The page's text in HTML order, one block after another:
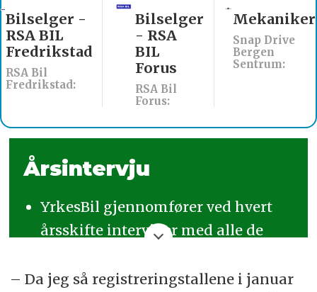
RSA Bil
Fredrikstad:
Bilselger -
RSA BIL
Fredrikstad
RSA Bil
Forus:
Bilselger
- RSA
BIL
Forus
Snap Drive
Bergen
Sentrum:
Mekaniker
Årsintervju
YrkesBil gjennomfører ved hvert
årsskifte intervjuer med alle de
i Norge.
– Da jeg så registreringstallene i januar